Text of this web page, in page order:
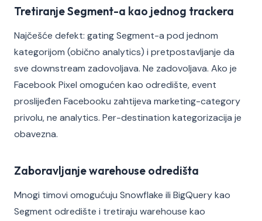
Tretiranje Segment-a kao jednog trackera
Najčešće defekt: gating Segment-a pod jednom
kategorijom (obično analytics) i pretpostavljanje da
sve downstream zadovoljava. Ne zadovoljava. Ako je
Facebook Pixel omogućen kao odredište, event
proslijeđen Facebooku zahtijeva marketing-category
privolu, ne analytics. Per-destination kategorizacija je
obavezna.
Zaboravljanje warehouse odredišta
Mnogi timovi omogućuju Snowflake ili BigQuery kao
Segment odredište i tretiraju warehouse kao